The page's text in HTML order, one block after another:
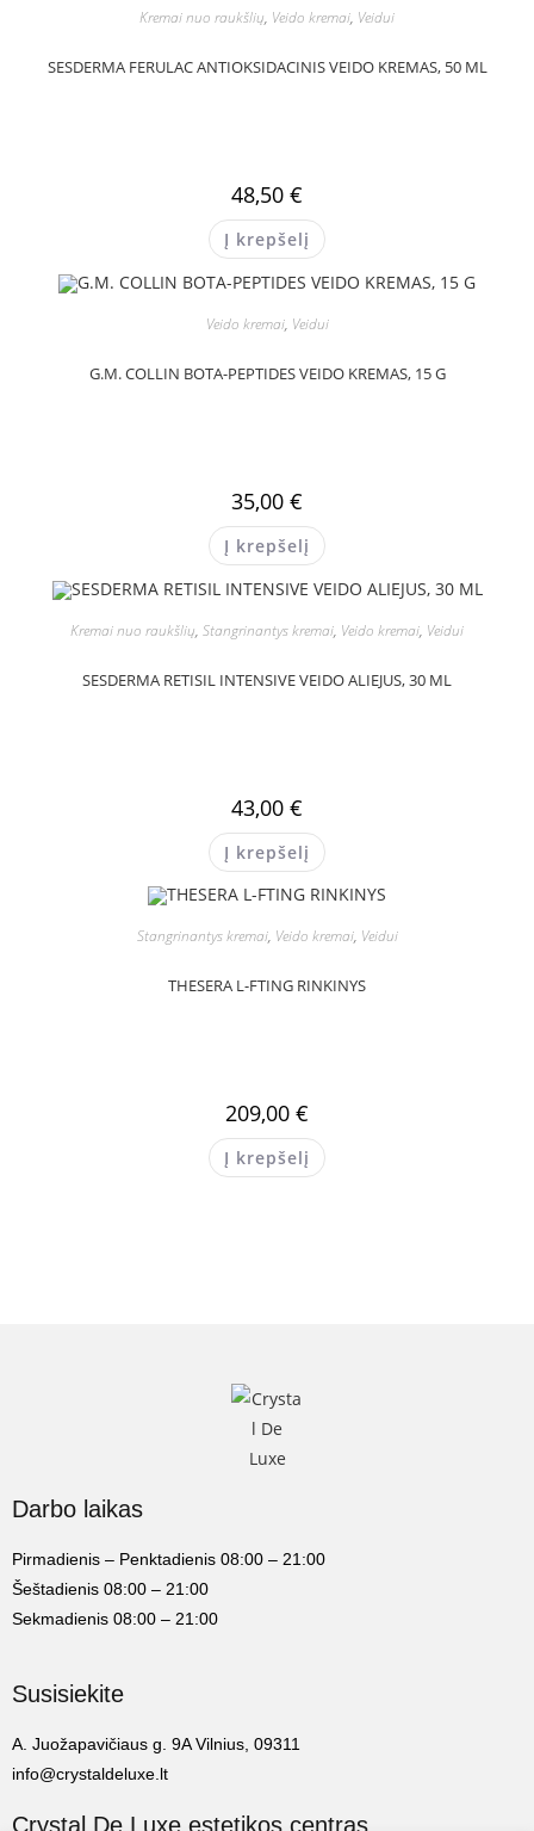
Kremai nuo raukšlių, Veido kremai, Veidui
SESDERMA FERULAC ANTIOKSIDACINIS VEIDO KREMAS, 50 ML
48,50 €
Į krepšelį
Veido kremai, Veidui
G.M. COLLIN BOTA-PEPTIDES VEIDO KREMAS, 15 G
35,00 €
Į krepšelį
Kremai nuo raukšlių, Stangrinantys kremai, Veido kremai, Veidui
SESDERMA RETISIL INTENSIVE VEIDO ALIEJUS, 30 ML
43,00 €
Į krepšelį
Stangrinantys kremai, Veido kremai, Veidui
THESERA L-FTING RINKINYS
209,00 €
Į krepšelį
Darbo laikas
Pirmadienis – Penktadienis 08:00 – 21:00
Šeštadienis 08:00 – 21:00
Sekmadienis 08:00 – 21:00
Susisiekite
A. Juožapavičiaus g. 9A Vilnius, 09311
info@crystaldeluxe.lt
Crystal De Luxe estetikos centras